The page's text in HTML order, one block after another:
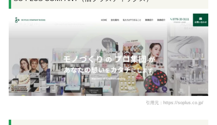
引用元：https://soplus.co.jp/